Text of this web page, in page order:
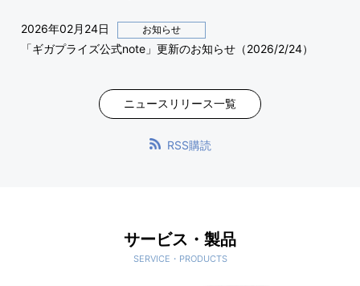
2026年02月24日 お知らせ
「ギガプライズ公式note」更新のお知らせ（2026/2/24）
ニュースリリース一覧
RSS購読
サービス・製品
SERVICE・PRODUCTS